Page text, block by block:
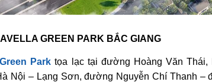
GREEN PARK BẮC GIANG
Park tọa lạc tại đường Hoàng Văn Thái,
Nội – Lạng Sơn, đường Nguyễn Chí Thanh